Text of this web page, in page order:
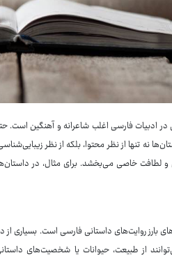
در ادبیات فارسی اغلب شاعرانه و آهنگین
نه تنها از نظر محتوا، بلکه از نظر
خاصی می‌بخشد. برای مثال، در
بارز روایت‌های داستانی فارسی است. بسیاری
از طبیعت، حیوانات یا شخصیت‌های